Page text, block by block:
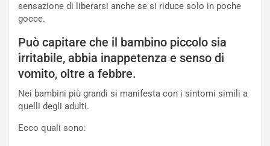
sensazione di liberarsi anche se si riduce solo in poche
gocce.
Può capitare che il bambino piccolo sia
irritabile, abbia inappetenza e senso di
vomito, oltre a febbre.
Nei bambini più grandi si manifesta con i sintomi simili a
quelli degli adulti.
Ecco quali sono: